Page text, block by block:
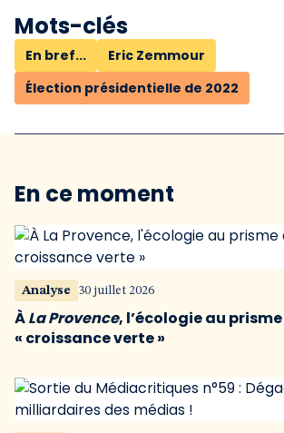
Mots-clés
En bref...
Eric Zemmour
Élection présidentielle de 2022
En ce moment
Analyse 30 juillet 2026
ÀLa Provence, l’écologie au
« croissance verte »